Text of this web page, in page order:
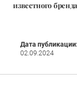
известного
Дата публикации:
02.09.2024